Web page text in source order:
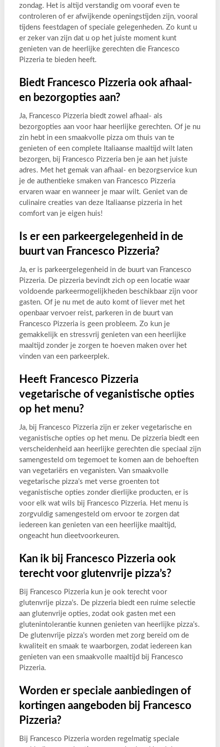
zondag. Het is altijd verstandig om vooraf even te
controleren of er afwijkende openingstijden zijn, vooral
tijdens feestdagen of speciale gelegenheden. Zo kunt u
er zeker van zijn dat u op het juiste moment kunt
genieten van de heerlijke gerechten die Francesco
Pizzeria te bieden heeft.
Biedt Francesco Pizzeria ook afhaal-
en bezorgopties aan?
Ja, Francesco Pizzeria biedt zowel afhaal- als
bezorgopties aan voor haar heerlijke gerechten. Of je nu
zin hebt in een smaakvolle pizza om thuis van te
genieten of een complete Italiaanse maaltijd wilt laten
bezorgen, bij Francesco Pizzeria ben je aan het juiste
adres. Met het gemak van afhaal- en bezorgservice kun
je de authentieke smaken van Francesco Pizzeria
ervaren waar en wanneer je maar wilt. Geniet van de
culinaire creaties van deze Italiaanse pizzeria in het
comfort van je eigen huis!
Is er een parkeergelegenheid in de
buurt van Francesco Pizzeria?
Ja, er is parkeergelegenheid in de buurt van Francesco
Pizzeria. De pizzeria bevindt zich op een locatie waar
voldoende parkeermogelijkheden beschikbaar zijn voor
gasten. Of je nu met de auto komt of liever met het
openbaar vervoer reist, parkeren in de buurt van
Francesco Pizzeria is geen probleem. Zo kun je
gemakkelijk en stressvrij genieten van een heerlijke
maaltijd zonder je zorgen te hoeven maken over het
vinden van een parkeerplek.
Heeft Francesco Pizzeria
vegetarische of veganistische opties
op het menu?
Ja, bij Francesco Pizzeria zijn er zeker vegetarische en
veganistische opties op het menu. De pizzeria biedt een
verscheidenheid aan heerlijke gerechten die speciaal zijn
samengesteld om tegemoet te komen aan de behoeften
van vegetariërs en veganisten. Van smaakvolle
vegetarische pizza’s met verse groenten tot
veganistische opties zonder dierlijke producten, er is
voor elk wat wils bij Francesco Pizzeria. Het menu is
zorgvuldig samengesteld om ervoor te zorgen dat
iedereen kan genieten van een heerlijke maaltijd,
ongeacht hun dieetvoorkeuren.
Kan ik bij Francesco Pizzeria ook
terecht voor glutenvrije pizza’s?
Bij Francesco Pizzeria kun je ook terecht voor
glutenvrije pizza’s. De pizzeria biedt een ruime selectie
aan glutenvrije opties, zodat ook gasten met een
glutenintolerantie kunnen genieten van heerlijke pizza’s.
De glutenvrije pizza’s worden met zorg bereid om de
kwaliteit en smaak te waarborgen, zodat iedereen kan
genieten van een smaakvolle maaltijd bij Francesco
Pizzeria.
Worden er speciale aanbiedingen of
kortingen aangeboden bij Francesco
Pizzeria?
Bij Francesco Pizzeria worden regelmatig speciale